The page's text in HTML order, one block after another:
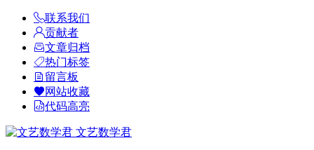
联系我们
贡献者
文章归档
热门标签
留言板
网站收藏
代码高亮
文艺数学君